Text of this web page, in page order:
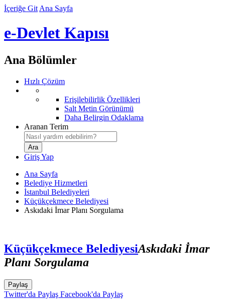
İçeriğe Git Ana Sayfa
e-Devlet Kapısı
Ana Bölümler
Hızlı Çözüm
Erişilebilirlik Özellikleri
Salt Metin Görünümü
Daha Belirgin Odaklama
Aranan Terim
Giriş Yap
Ana Sayfa
Belediye Hizmetleri
İstanbul Belediyeleri
Küçükçekmece Belediyesi
Askıdaki İmar Planı Sorgulama
Küçükçekmece BelediyesiAskıdaki İmar
Planı Sorgulama
Paylaş
Twitter'da Paylaş Facebook'da Paylaş